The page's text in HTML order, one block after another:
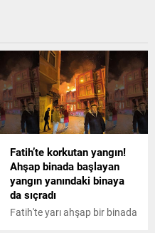
Fatih’te korkutan yangın!
Ahşap binada başlayan
yangın yanındaki binaya
da sıçradı
Fatih'te yarı ahşap bir binada